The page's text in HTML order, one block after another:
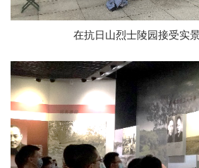
在抗日山烈士陵园接受实